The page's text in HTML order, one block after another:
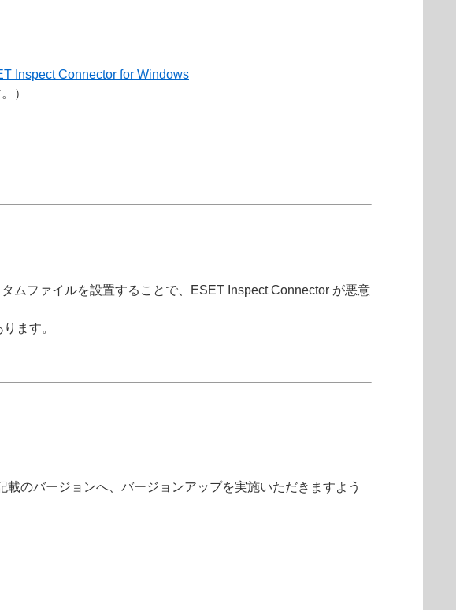
Inspect Connector for Windows
）
ムファイルを設置することで、ESET Inspect Connector が悪意
ます。
載のバージョンへ、バージョンアップを実施いただきますよう